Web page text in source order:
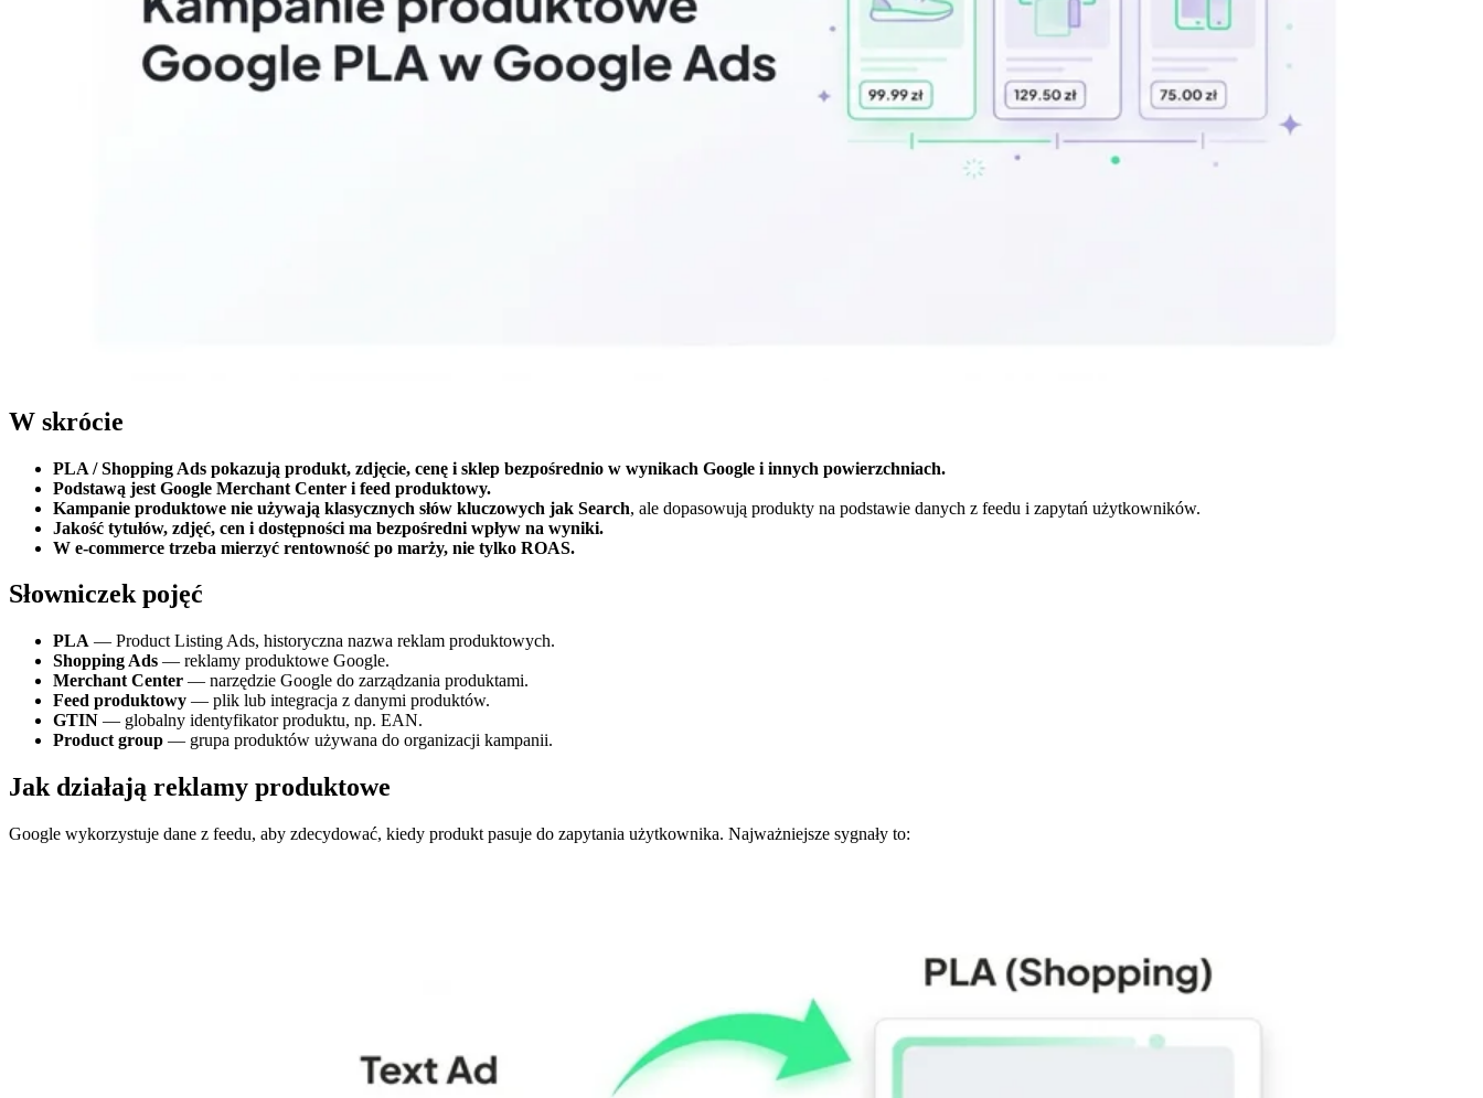
W skrócie
PLA / Shopping Ads pokazują produkt, zdjęcie, cenę i sklep bezpośrednio w wynikach Google i innych powierzchniach.
Podstawą jest Google Merchant Center i feed produktowy.
Kampanie produktowe nie używają klasycznych słów kluczowych jak Search, ale dopasowują produkty na podstawie danych z feedu i zapytań użytkowników.
Jakość tytułów, zdjęć, cen i dostępności ma bezpośredni wpływ na wyniki.
W e-commerce trzeba mierzyć rentowność po marży, nie tylko ROAS.
Słowniczek pojęć
PLA — Product Listing Ads, historyczna nazwa reklam produktowych.
Shopping Ads — reklamy produktowe Google.
Merchant Center — narzędzie Google do zarządzania produktami.
Feed produktowy — plik lub integracja z danymi produktów.
GTIN — globalny identyfikator produktu, np. EAN.
Product group — grupa produktów używana do organizacji kampanii.
Jak działają reklamy produktowe
Google wykorzystuje dane z feedu, aby zdecydować, kiedy produkt pasuje do zapytania użytkownika. Najważniejsze sygnały to: